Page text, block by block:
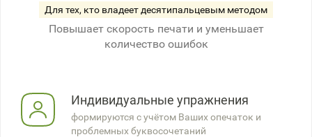
Для тех, кто владеет десятипальцевым методом
Повышает скорость печати и уменьшает
количество ошибок
Индивидуальные упражнения
формируются с учётом Ваших опечаток и
проблемных буквосочетаний